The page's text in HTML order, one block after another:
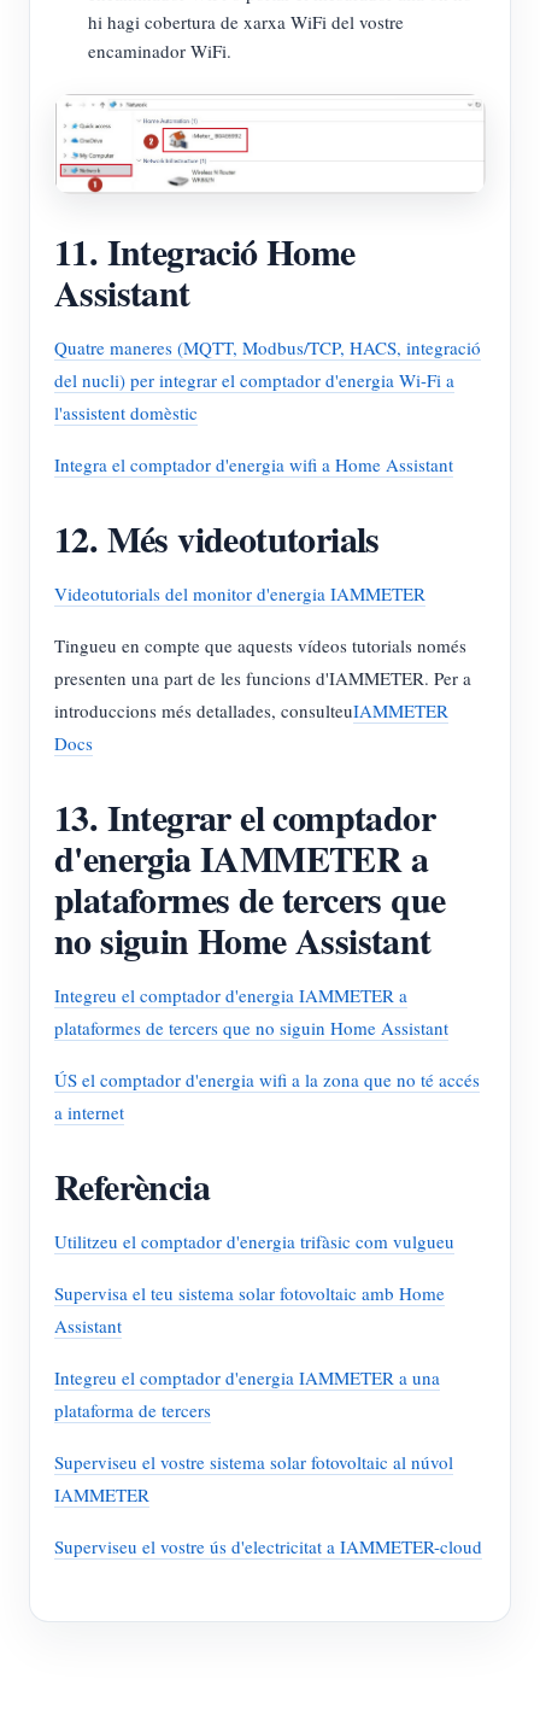
hi hagi cobertura de xarxa WiFi del vostre
encaminador WiFi.
11. Integració Home
Assistant
Quatre maneres (MQTT, Modbus/TCP, HACS, integració
del nucli) per integrar el comptador d'energia Wi-Fi a
l'assistent domèstic
Integra el comptador d'energia wifi a Home Assistant
12. Més videotutorials
Videotutorials del monitor d'energia IAMMETER
Tingueu en compte que aquests vídeos tutorials només
presenten una part de les funcions d'IAMMETER. Per a
introduccions més detallades, consulteuIAMMETER
Docs
13. Integrar el comptador
d'energia IAMMETER a
plataformes de tercers que
no siguin Home Assistant
Integreu el comptador d'energia IAMMETER a
plataformes de tercers que no siguin Home Assistant
ÚS el comptador d'energia wifi a la zona que no té accés
a internet
Referència
Utilitzeu el comptador d'energia trifàsic com vulgueu
Supervisa el teu sistema solar fotovoltaic amb Home
Assistant
Integreu el comptador d'energia IAMMETER a una
plataforma de tercers
Superviseu el vostre sistema solar fotovoltaic al núvol
IAMMETER
Superviseu el vostre ús d'electricitat a IAMMETER-cloud